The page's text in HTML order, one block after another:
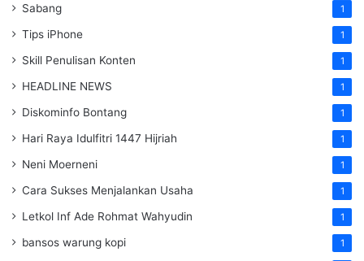
Sabang 1
Tips iPhone 1
Skill Penulisan Konten 1
HEADLINE NEWS 1
Diskominfo Bontang 1
Hari Raya Idulfitri 1447 Hijriah 1
Neni Moerneni 1
Cara Sukses Menjalankan Usaha 1
Letkol Inf Ade Rohmat Wahyudin 1
bansos warung kopi 1